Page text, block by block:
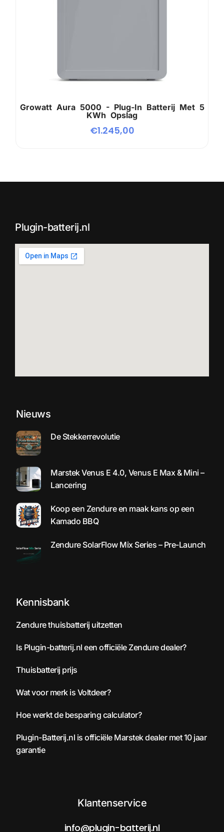
Growatt Aura 5000 - Plug-In Batterij Met 5
KWh Opslag
€1.245,00
Plugin-batterij.nl
Nieuws
De Stekkerrevolutie
Marstek Venus E 4.0, Venus E Max & Mini –
Lancering
Koop een Zendure en maak kans op een
Kamado BBQ
Zendure SolarFlow Mix Series – Pre-Launch
Kennisbank
Zendure thuisbatterij uitzetten
Is Plugin-batterij.nl een officiële Zendure dealer?
Thuisbatterij prijs
Wat voor merk is Voltdeer?
Hoe werkt de besparing calculator?
Plugin-Batterij.nl is officiële Marstek dealer met 10 jaar
garantie
Klantenservice
info@plugin-batterij.nl